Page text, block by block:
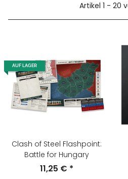
Artikel 1 - 20
AUF LAGER
Clash of Steel Flashpoint:
Battle for Hungary
11,25 € *